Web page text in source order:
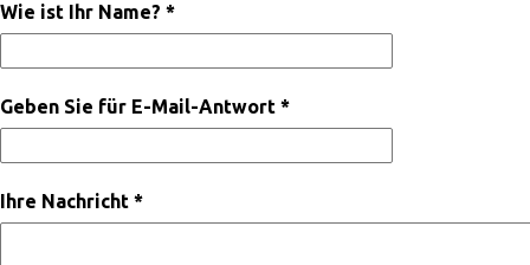
Wie ist Ihr Name? *
Geben Sie für E-Mail-Antwort *
Ihre Nachricht *